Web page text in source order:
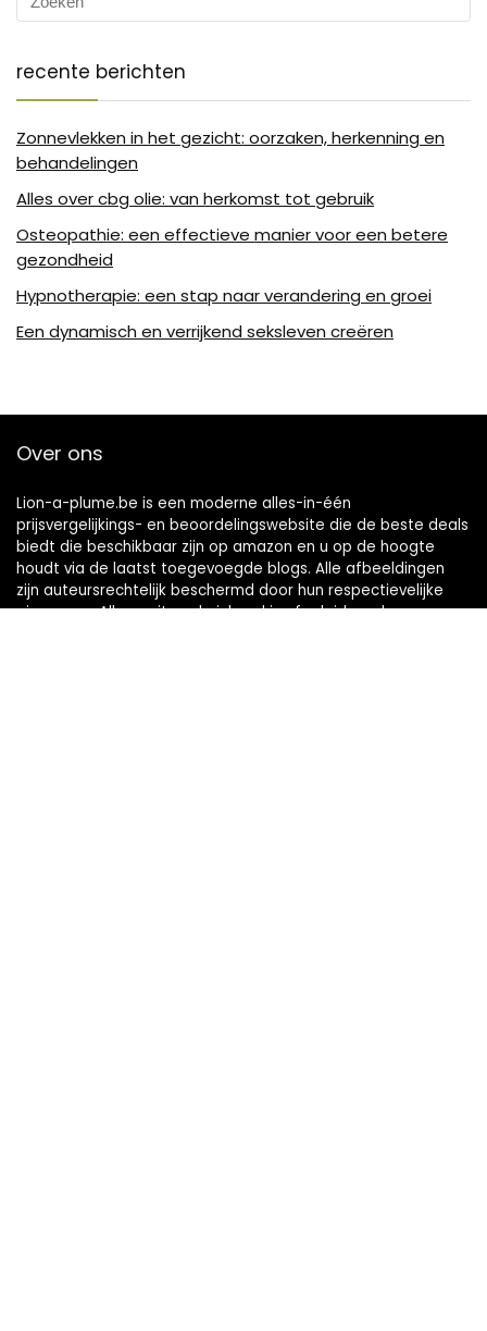
recente berichten
Zonnevlekken in het gezicht: oorzaken, herkenning en
behandelingen
Alles over cbg olie: van herkomst tot gebruik
Osteopathie: een effectieve manier voor een betere
gezondheid
Hypnotherapie: een stap naar verandering en groei
Een dynamisch en verrijkend seksleven creëren
Over ons
Lion-a-plume.be is een moderne alles-in-één
prijsvergelijkings- en beoordelingswebsite die de beste deals
biedt die beschikbaar zijn op amazon en u op de hoogte
houdt via de laatst toegevoegde blogs. Alle afbeeldingen
zijn auteursrechtelijk beschermd door hun respectievelijke
eigenaren. Alle geciteerde inhoud is afgeleid van hun